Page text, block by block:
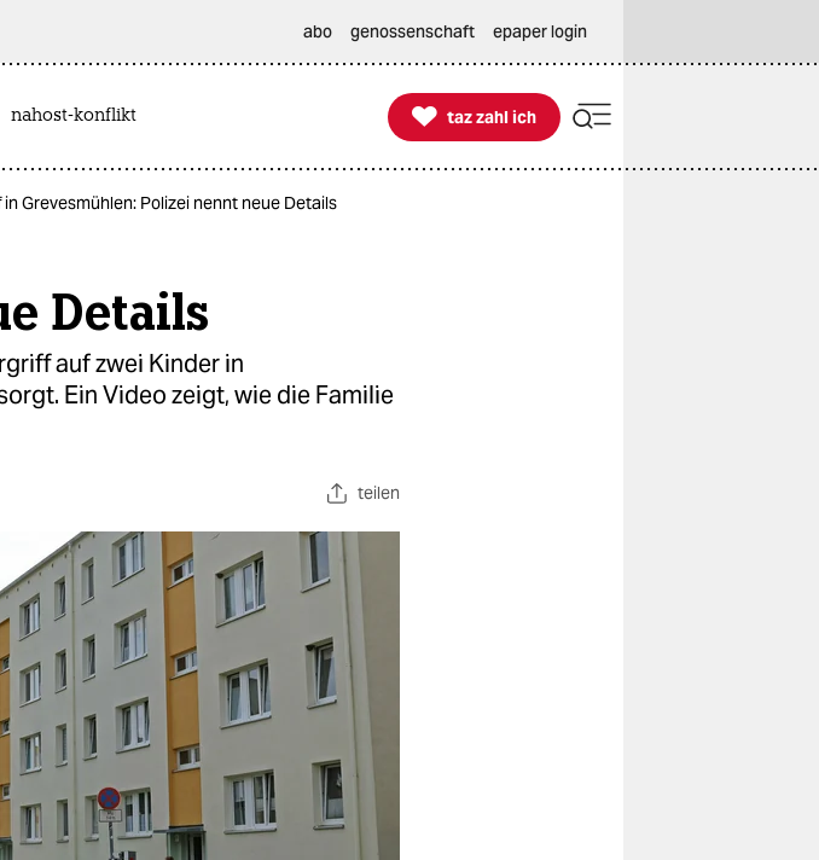
abo genossenschaft epaper login
nahost-konflikt 
taz zahl ich
taz zahl ich
Grevesmühlen: Polizei nennt neue Details
Details
auf zwei Kinder in
Ein Video zeigt, wie die Familie
teilen